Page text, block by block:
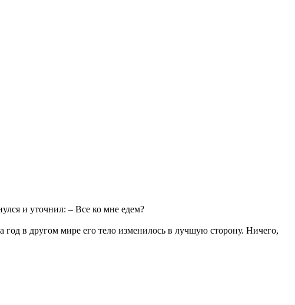
и уточнил: – Все ко мне едем?
в другом мире его тело изменилось в лучшую сторону. Ничего,